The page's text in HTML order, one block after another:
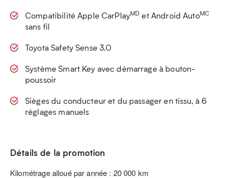
Compatibilité Apple CarPlayMD et Android AutoMC
sans fil
Toyota Safety Sense 3.0
Système Smart Key avec démarrage à bouton-
poussoir
Sièges du conducteur et du passager en tissu, à 6
réglages manuels
Détails de la promotion
Kilométrage alloué par année : 20 000 km